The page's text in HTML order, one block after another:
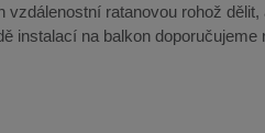
ratanovou rohož
instalací na balkon